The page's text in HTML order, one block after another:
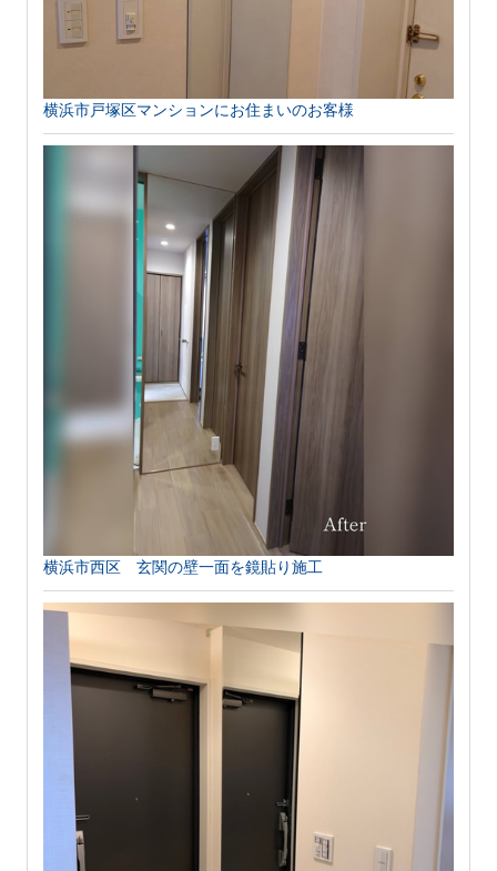
横浜市戸塚区マンションにお住まいのお客様
横浜市西区 玄関の壁一面を鏡貼り施工